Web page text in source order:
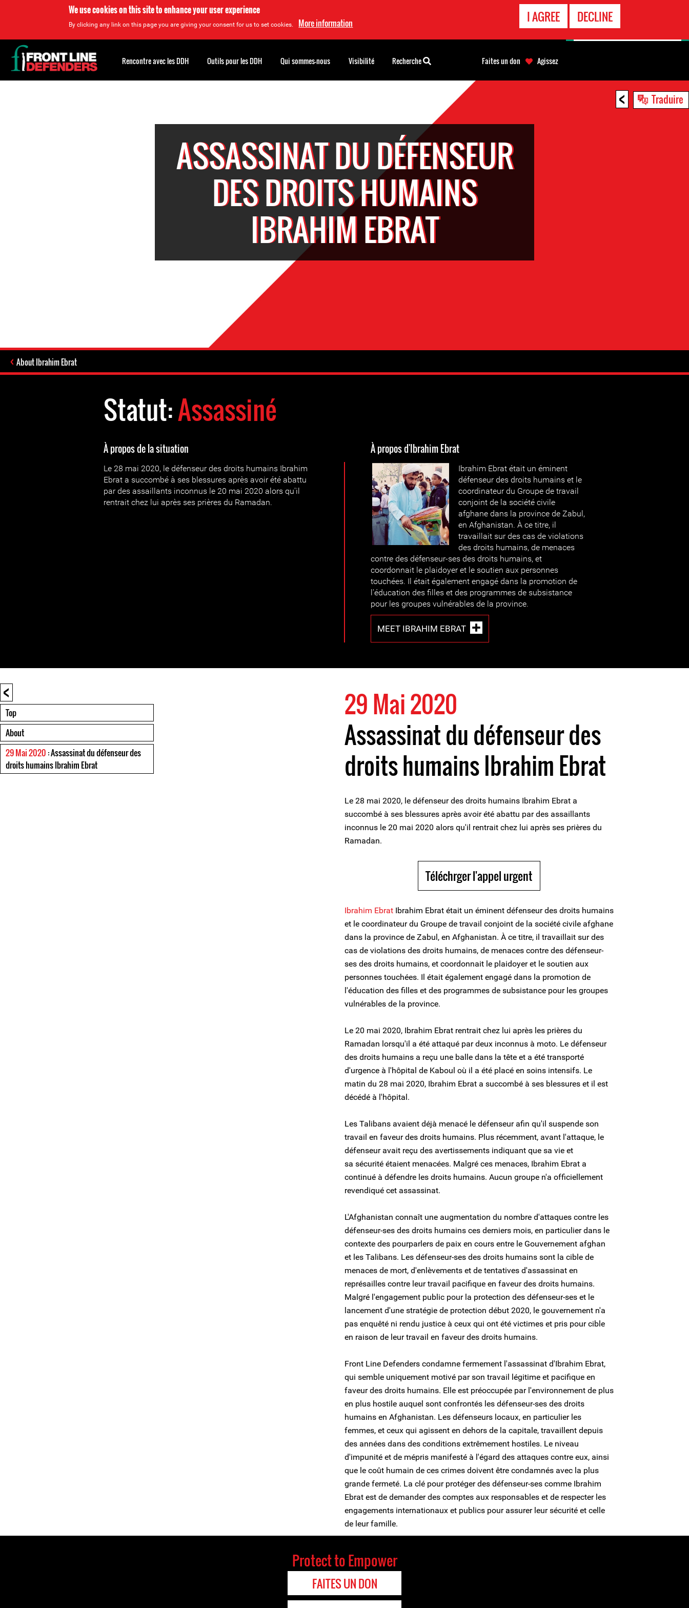
We use cookies on this site to enhance your user experience
By clicking any link on this page you are giving your consent for us to set cookies. More information I AGREE DECLINE
< Traduire
ASSASSINAT DU DÉFENSEUR
DES DROITS HUMAINS
IBRAHIM EBRAT
About Ibrahim Ebrat
Statut:Assassiné
À propos de la situation
Le 28 mai 2020, le défenseur des droits humains Ibrahim
Ebrat a succombé à ses blessures après avoir été abattu
par des assaillants inconnus le 20 mai 2020 alors qu'il
rentrait chez lui après ses prières du Ramadan.
À propos d'Ibrahim Ebrat
Ibrahim Ebrat était un éminent
défenseur des droits humains et le
coordinateur du Groupe de travail
conjoint de la société civile
afghane dans la province de Zabul,
en Afghanistan. À ce titre, il
travaillait sur des cas de violations
des droits humains, de menaces
contre des défenseur-ses des droits humains, et
coordonnait le plaidoyer et le soutien aux personnes
touchées. Il était également engagé dans la promotion de
l'éducation des filles et des programmes de subsistance
pour les groupes vulnérables de la province.
MEET IBRAHIM EBRAT
<
Top
About
29 Mai 2020 : Assassinat du défenseur des
droits humains Ibrahim Ebrat
29 Mai 2020
Assassinat du défenseur des
droits humains Ibrahim Ebrat
Le 28 mai 2020, le défenseur des droits humains Ibrahim Ebrat a
succombé à ses blessures après avoir été abattu par des assaillants
inconnus le 20 mai 2020 alors qu'il rentrait chez lui après ses prières du
Ramadan.
Téléchrger l'appel urgent
Ibrahim Ebrat Ibrahim Ebrat était un éminent défenseur des droits humains
et le coordinateur du Groupe de travail conjoint de la société civile afghane
dans la province de Zabul, en Afghanistan. À ce titre, il travaillait sur des
cas de violations des droits humains, de menaces contre des défenseur-
ses des droits humains, et coordonnait le plaidoyer et le soutien aux
personnes touchées. Il était également engagé dans la promotion de
l'éducation des filles et des programmes de subsistance pour les groupes
vulnérables de la province.
Le 20 mai 2020, Ibrahim Ebrat rentrait chez lui après les prières du
Ramadan lorsqu'il a été attaqué par deux inconnus à moto. Le défenseur
des droits humains a reçu une balle dans la tête et a été transporté
d'urgence à l'hôpital de Kaboul où il a été placé en soins intensifs. Le
matin du 28 mai 2020, Ibrahim Ebrat a succombé à ses blessures et il est
décédé à l'hôpital.
Les Talibans avaient déjà menacé le défenseur afin qu'il suspende son
travail en faveur des droits humains. Plus récemment, avant l'attaque, le
défenseur avait reçu des avertissements indiquant que sa vie et
sa sécurité étaient menacées. Malgré ces menaces, Ibrahim Ebrat a
continué à défendre les droits humains. Aucun groupe n'a officiellement
revendiqué cet assassinat.
L'Afghanistan connaît une augmentation du nombre d'attaques contre les
défenseur-ses des droits humains ces derniers mois, en particulier dans le
contexte des pourparlers de paix en cours entre le Gouvernement afghan
et les Talibans. Les défenseur-ses des droits humains sont la cible de
menaces de mort, d'enlèvements et de tentatives d'assassinat en
représailles contre leur travail pacifique en faveur des droits humains.
Malgré l'engagement public pour la protection des défenseur-ses et le
lancement d'une stratégie de protection début 2020, le gouvernement n'a
pas enquêté ni rendu justice à ceux qui ont été victimes et pris pour cible
en raison de leur travail en faveur des droits humains.
Front Line Defenders condamne fermement l'assassinat d'Ibrahim Ebrat,
qui semble uniquement motivé par son travail légitime et pacifique en
faveur des droits humains. Elle est préoccupée par l'environnement de plus
en plus hostile auquel sont confrontés les défenseur-ses des droits
humains en Afghanistan. Les défenseurs locaux, en particulier les
femmes, et ceux qui agissent en dehors de la capitale, travaillent depuis
des années dans des conditions extrêmement hostiles. Le niveau
d'impunité et de mépris manifesté à l'égard des attaques contre eux, ainsi
que le coût humain de ces crimes doivent être condamnés avec la plus
grande fermeté. La clé pour protéger des défenseur-ses comme Ibrahim
Ebrat est de demander des comptes aux responsables et de respecter les
engagements internationaux et publics pour assurer leur sécurité et celle
de leur famille.
Back
to
top
Rencontre avec les DDH Outils pour les DDH Qui sommes-nous Visibilité Recherche Faites un don Agissez
Protect to Empower
FAITES UN DON
D'URGENCE